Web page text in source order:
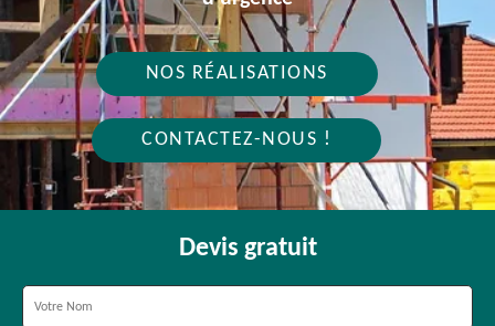
NOS RÉALISATIONS
CONTACTEZ-NOUS !
Devis gratuit